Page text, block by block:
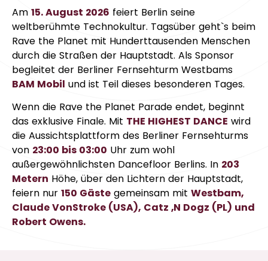
Am 15. August 2026 feiert Berlin seine
weltberühmte Technokultur. Tagsüber geht`s beim
Rave the Planet mit Hunderttausenden Menschen
durch die Straßen der Hauptstadt. Als Sponsor
begleitet der Berliner Fernsehturm Westbams
BAM Mobil und ist Teil dieses besonderen Tages.
Wenn die Rave the Planet Parade endet, beginnt
das exklusive Finale. Mit THE HIGHEST DANCE wird
die Aussichtsplattform des Berliner Fernsehturms
von 23:00 bis 03:00 Uhr zum wohl
außergewöhnlichsten Dancefloor Berlins. In 203
Metern Höhe, über den Lichtern der Hauptstadt,
feiern nur 150 Gäste gemeinsam mit Westbam,
Claude VonStroke (USA), Catz ‚N Dogz (PL) und
Robert Owens.